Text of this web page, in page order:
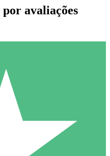
Individuais
de download. Sem
avaliações